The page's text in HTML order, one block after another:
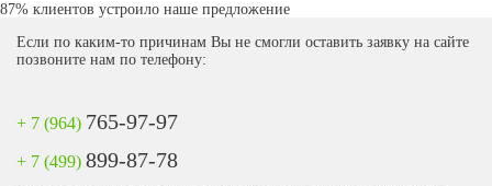
87% клиентов устроило наше предложение
Если по каким-то причинам Вы не смогли оставить заявку на сайте
позвоните нам по телефону:
+ 7 (964) 765-97-97
+ 7 (499) 899-87-78